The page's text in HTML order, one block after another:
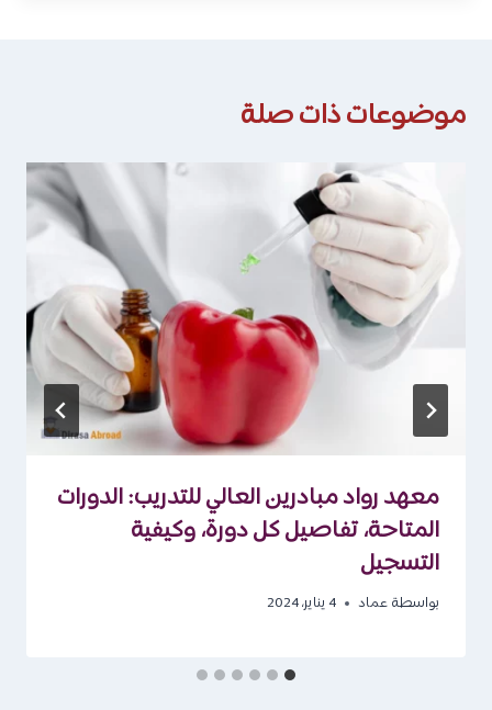
موضوعات ذات صلة
معهد رواد مبادرين العالي للتدريب: الدورات
المتاحة، تفاصيل كل دورة، وكيفية
التسجيل
بواسطة عماد 4 يناير، 2024